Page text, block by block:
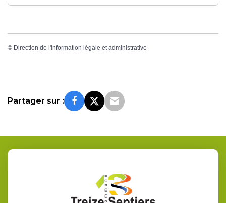
© Direction de l'information légale et administrative
Partager sur :